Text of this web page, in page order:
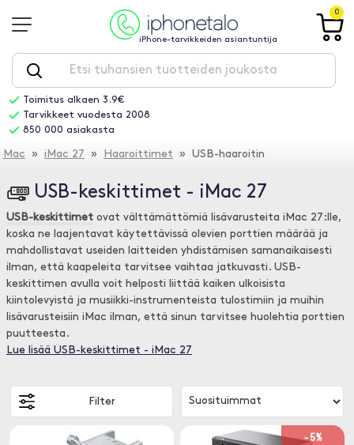
iPhone-tarvikkeiden asiantuntija
0
Toimitus alkaen 3.9€
Tarvikkeet vuodesta 2008
850 000 asiakasta
Mac » iMac 27 » Haaroittimet » USB-haaroitin
USB-keskittimet - iMac 27
USB-keskittimet ovat välttämättömiä lisävarusteita iMac 27:lle,
koska ne laajentavat käytettävissä olevien porttien määrää ja
mahdollistavat useiden laitteiden yhdistämisen samanaikaisesti
ilman, että kaapeleita tarvitsee vaihtaa jatkuvasti. USB-
keskittimen avulla voit helposti liittää kaiken ulkoisista
kiintolevyistä ja musiikki-instrumenteista tulostimiin ja muihin
lisävarusteisiin iMac ilman, että sinun tarvitsee huolehtia porttien
puutteesta.
Lue lisää USB-keskittimet - iMac 27
Filter
-5%